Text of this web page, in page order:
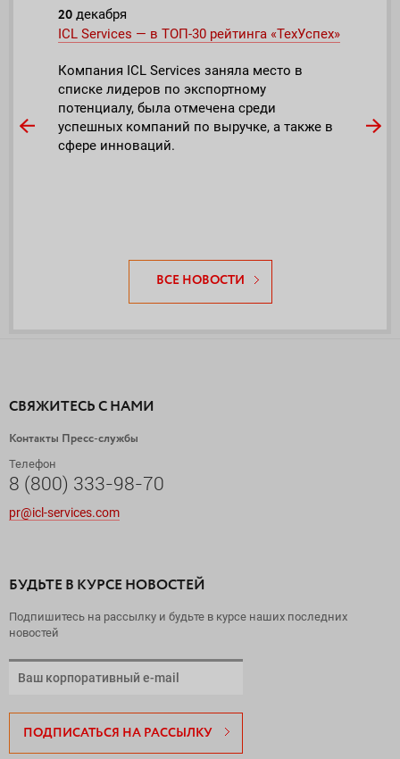
20 декабря
ICL Services — в ТОП-30 рейтинга «ТехУспех»
Компания ICL Services заняла место в
списке лидеров по экспортному
потенциалу, была отмечена среди
успешных компаний по выручке, а также в
сфере инноваций.
ВСЕ НОВОСТИ
СВЯЖИТЕСЬ С НАМИ
Контакты Пресс-службы
Телефон
8 (800) 333-98-70
pr@icl-services.com
БУДЬТЕ В КУРСЕ НОВОСТЕЙ
Подпишитесь на рассылку и будьте в курсе наших последних
новостей
ПОДПИСАТЬСЯ НА РАССЫЛКУ